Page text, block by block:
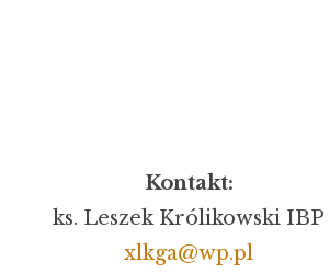
Kontakt:
ks. Leszek Królikowski IBP
xlkga@wp.pl